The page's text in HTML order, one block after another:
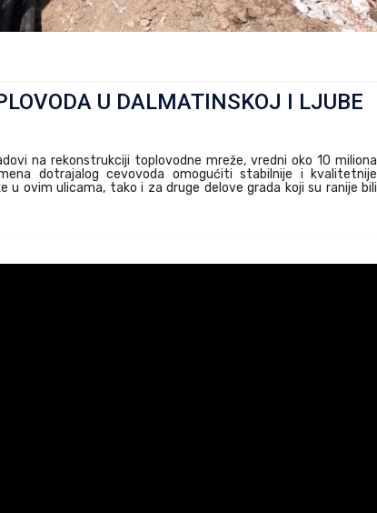
U DALMATINSKOJ I LJUBE
na rekonstrukciji toplovodne mreže, vredni oko 10 miliona
dotrajalog cevovoda omogućiti stabilnije i kvalitetnije
u ovim ulicama, tako i za druge delove grada koji su ranije bili